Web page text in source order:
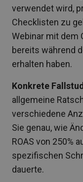
verwendet wird,
Checklisten zu
Webinar mit dem
bereits während
erhalten haben.
Konkrete
allgemeine
verschiedene
Sie genau, wie
ROAS von 250%
spezifischen
dauerte.